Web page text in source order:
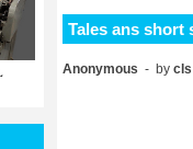
Tales ans short
Anonymous - by cls